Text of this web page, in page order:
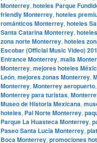
Monterrey, hoteles Parque
friendly Monterrey, hoteles
románticos Monterrey, hoteles
Santa Catarina Monterrey,
zona norte Monterrey, hoteles
Escobar (Official Music Video)
Entrance Monterrey, malls
Monterrey, mejores hoteles
León, mejores zonas Monterrey,
Monterrey, Monterrey aeropuerto,
Monterrey para turistas,
Museo de Historia Mexicana,
hoteles, Pal Norte Monterrey,
Parque La Huasteca Monterrey,
Paseo Santa Lucía Monterrey,
Boca Monterrey, promociones